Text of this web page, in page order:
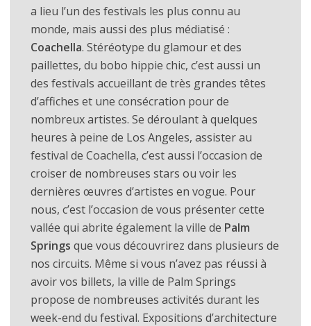
a lieu l’un des festivals les plus connu au
monde, mais aussi des plus médiatisé :
Coachella. Stéréotype du glamour et des
paillettes, du bobo hippie chic, c’est aussi un
des festivals accueillant de très grandes têtes
d’affiches et une consécration pour de
nombreux artistes. Se déroulant à quelques
heures à peine de Los Angeles, assister au
festival de Coachella, c’est aussi l’occasion de
croiser de nombreuses stars ou voir les
dernières œuvres d’artistes en vogue. Pour
nous, c’est l’occasion de vous présenter cette
vallée qui abrite également la ville de Palm
Springs que vous découvrirez dans plusieurs de
nos circuits. Même si vous n’avez pas réussi à
avoir vos billets, la ville de Palm Springs
propose de nombreuses activités durant les
week-end du festival. Expositions d’architecture